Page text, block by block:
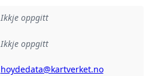
Ikkje oppgitt
Ikkje oppgitt
hoydedata@kartverket.no